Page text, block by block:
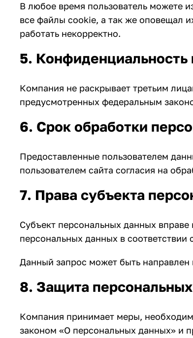
В любое время пользователь можете
все файлы cookie, а так же оповещал
работать некорректно.
5.
Компания не раскрывает третьим
предусмотренных федеральным
6. Срок обработки
Предоставленные пользователем
пользователем сайта согласия на
7. Права субъекта
Субъект персональных данных
персональных данных в
Данный запрос может быть
8. Защита
Компания принимает меры,
законом «О персональных данных» и